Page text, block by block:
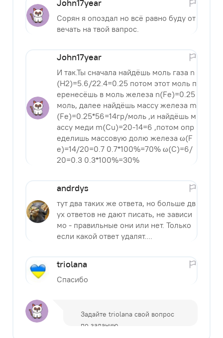
John17year
Сорян я опоздал но всё равно буду от
вечать на твой вапрос.
John17year
И так.Ты сначала найдёшь моль газа n
(H2)=5.6/22.4=0.25 потом этот моль п
еренесёшь в моль железа n(Fe)=0.25
моль, далее найдёшь массу железа m
(Fe)=0.25*56=14гр/моль ,и найдёшь м
ассу меди m(Cu)=20-14=6 ,потом опр
еделишь массовую долю железа ω(F
e)=14/20=0.7 0.7*100%=70% ω(C)=6/
20=0.3 0.3*100%=30%
andrdys
тут два таких же ответа, но больше дв
ух ответов не дают писать, не зависи
мо - правильные они или нет. Только
если какой ответ удалят....
triolana
Спасибо